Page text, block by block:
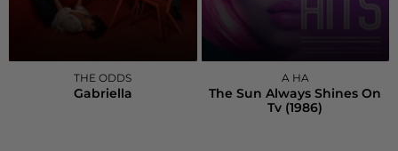
THE ODDS
Gabriella
A HA
The Sun Always Shines On
Tv (1986)